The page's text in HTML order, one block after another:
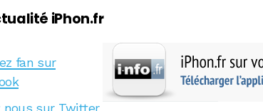
iPhon.fr
fan sur